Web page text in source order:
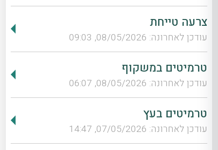
צרעה טייחת
עודכן לאחרונה: 08/05/2026, 09:03
טרמיטים במשקוף
עודכן לאחרונה: 08/05/2026, 06:07
טרמיטים בעץ
עודכן לאחרונה: 07/05/2026, 14:47